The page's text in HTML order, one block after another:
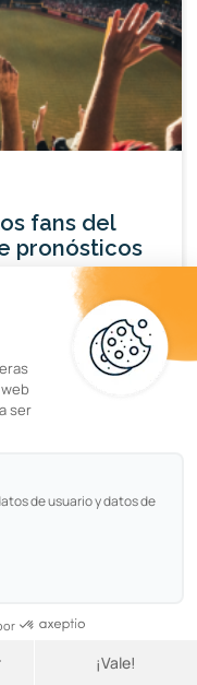
fans del
pronósticos
significa